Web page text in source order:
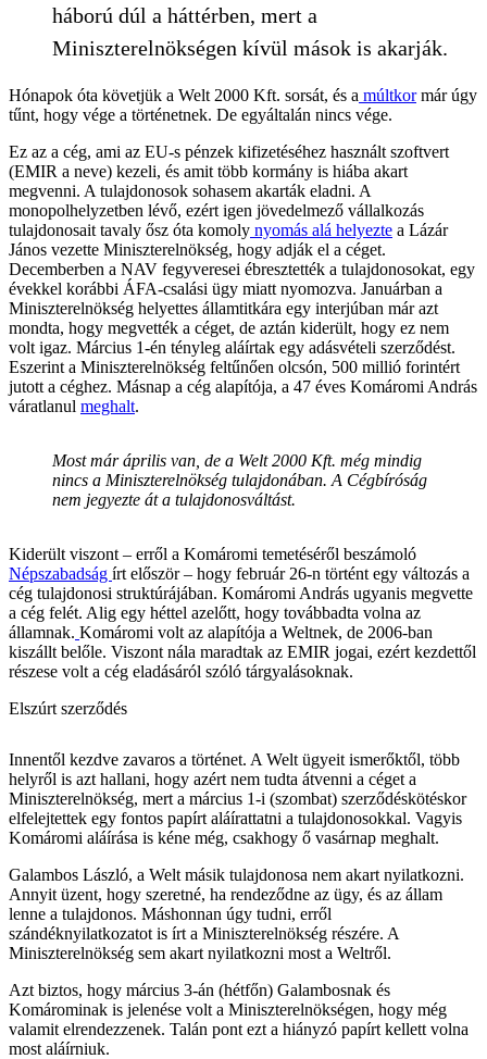
háború dúl a háttérben, mert a
Miniszterelnökségen kívül mások is akarják.
Hónapok óta követjük a Welt 2000 Kft. sorsát, és a múltkormár úgy
tűnt, hogy vége a történetnek. De egyáltalán nincs vége.
Ez az a cég, ami az EU-s pénzek kifizetéséhez használt szoftvert
(EMIR a neve) kezeli, és amit több kormány is hiába akart
megvenni. A tulajdonosok sohasem akarták eladni. A
monopolhelyzetben lévő, ezért igen jövedelmező vállalkozás
tulajdonosait tavaly ősz óta komoly nyomás alá helyezte a Lázár
János vezette Miniszterelnökség, hogy adják el a céget.
Decemberben a NAV fegyveresei ébresztették a tulajdonosokat, egy
évekkel korábbi ÁFA-csalási ügy miatt nyomozva. Januárban a
Miniszterelnökség helyettes államtitkára egy interjúban már azt
mondta, hogy megvették a céget, de aztán kiderült, hogy ez nem
volt igaz. Március 1-én tényleg aláírtak egy adásvételi szerződést.
Eszerint a Miniszterelnökség feltűnően olcsón, 500 millió forintért
jutott a céghez. Másnap a cég alapítója, a 47 éves Komáromi András
váratlanul meghalt.
Most már április van, de a Welt 2000 Kft. még mindig
nincs a Miniszterelnökség tulajdonában. A Cégbíróság
nem jegyezte át a tulajdonosváltást.
Kiderült viszont – erről a Komáromi temetéséről beszámoló
Népszabadság írt először – hogy február 26-n történt egy változás a
cég tulajdonosi struktúrájában. Komáromi András ugyanis megvette
a cég felét. Alig egy héttel azelőtt, hogy továbbadta volna az
államnak. Komáromi volt az alapítója a Weltnek, de 2006-ban
kiszállt belőle. Viszont nála maradtak az EMIR jogai, ezért kezdettől
részese volt a cég eladásáról szóló tárgyalásoknak.
Elszúrt szerződés
Innentől kezdve zavaros a történet. A Welt ügyeit ismerőktől, több
helyről is azt hallani, hogy azért nem tudta átvenni a céget a
Miniszterelnökség, mert a március 1-i (szombat) szerződéskötéskor
elfelejtettek egy fontos papírt aláírattatni a tulajdonosokkal. Vagyis
Komáromi aláírása is kéne még, csakhogy ő vasárnap meghalt.
Galambos László, a Welt másik tulajdonosa nem akart nyilatkozni.
Annyit üzent, hogy szeretné, ha rendeződne az ügy, és az állam
lenne a tulajdonos. Máshonnan úgy tudni, erről
szándéknyilatkozatot is írt a Miniszterelnökség részére. A
Miniszterelnökség sem akart nyilatkozni most a Weltről.
Azt biztos, hogy március 3-án (hétfőn) Galambosnak és
Komárominak is jelenése volt a Miniszterelnökségen, hogy még
valamit elrendezzenek. Talán pont ezt a hiányzó papírt kellett volna
most aláírniuk.